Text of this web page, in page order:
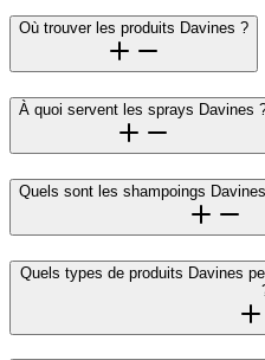
Où trouver les produits Davines ?
À quoi servent les sprays Davines
Quels sont les shampoings
Quels types de produits Davines